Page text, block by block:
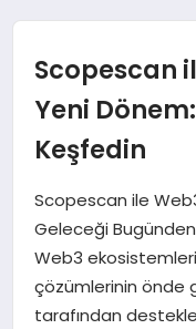
GÜNDEM
MAGAZIN
EĞITIM
TEKNOLOJI
Scopescan
Yeni
Keşfedin
Scopescan ile
Geleceği
Web3
çözümlerinin önde
tarafından